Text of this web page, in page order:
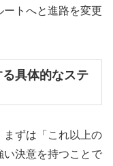
トへと進路を変更
具体的なステ
まずは「これ以上の
い決意を持つことで